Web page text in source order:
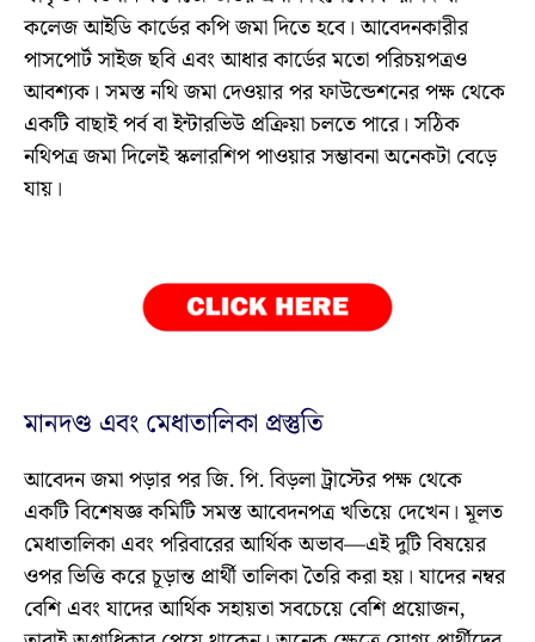
কলেজ আইডি কার্ডের কপি জমা দিতে হবে। আবেদনকারীর
পাসপোর্ট সাইজ ছবি এবং আধার কার্ডের মতো পরিচয়পত্রও
আবশ্যক। সমস্ত নথি জমা দেওয়ার পর ফাউন্ডেশনের পক্ষ থেকে
একটি বাছাই পর্ব বা ইন্টারভিউ প্রক্রিয়া চলতে পারে। সঠিক
নথিপত্র জমা দিলেই স্কলারশিপ পাওয়ার সম্ভাবনা অনেকটা বেড়ে
যায়।
মানদণ্ড এবং মেধাতালিকা প্রস্তুতি
আবেদন জমা পড়ার পর জি. পি. বিড়লা ট্রাস্টের পক্ষ থেকে
একটি বিশেষজ্ঞ কমিটি সমস্ত আবেদনপত্র খতিয়ে দেখেন। মূলত
মেধাতালিকা এবং পরিবারের আর্থিক অভাব—এই দুটি বিষয়ের
ওপর ভিত্তি করে চূড়ান্ত প্রার্থী তালিকা তৈরি করা হয়। যাদের নম্বর
বেশি এবং যাদের আর্থিক সহায়তা সবচেয়ে বেশি প্রয়োজন,